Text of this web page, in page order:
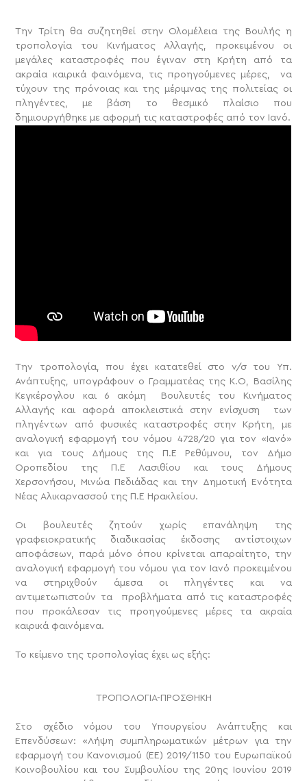
Την Τρίτη θα συζητηθεί στην Ολομέλεια της Βουλής η
τροπολογία του Κινήματος Αλλαγής, προκειμένου οι
μεγάλες καταστροφές που έγιναν στη Κρήτη από τα
ακραία καιρικά φαινόμενα, τις προηγούμενες μέρες, να
τύχουν της πρόνοιας και της μέριμνας της πολιτείας οι
πληγέντες, με βάση το θεσμικό πλαίσιο που
δημιουργήθηκε με αφορμή τις καταστροφές από τον Ιανό.
Την τροπολογία, που έχει κατατεθεί στο ν/σ του Υπ.
Ανάπτυξης, υπογράφουν ο Γραμματέας της Κ.Ο, Βασίλης
Κεγκέρογλου και 6 ακόμη Βουλευτές του Κινήματος
Αλλαγής και αφορά αποκλειστικά στην ενίσχυση των
πληγέντων από φυσικές καταστροφές στην Κρήτη, με
αναλογική εφαρμογή του νόμου 4728/20 για τον «Ιανό»
και για τους Δήμους της Π.Ε Ρεθύμνου, τον Δήμο
Οροπεδίου της Π.Ε Λασιθίου και τους Δήμους
Χερσονήσου, Μινώα Πεδιάδας και την Δημοτική Ενότητα
Νέας Αλικαρνασσού της Π.Ε Ηρακλείου.
Οι βουλευτές ζητούν χωρίς επανάληψη της
γραφειοκρατικής διαδικασίας έκδοσης αντίστοιχων
αποφάσεων, παρά μόνο όπου κρίνεται απαραίτητο, την
αναλογική εφαρμογή του νόμου για τον Ιανό προκειμένου
να στηριχθούν άμεσα οι πληγέντες και να
αντιμετωπιστούν τα προβλήματα από τις καταστροφές
που προκάλεσαν τις προηγούμενες μέρες τα ακραία
καιρικά φαινόμενα.
Το κείμενο της τροπολογίας έχει ως εξής:
ΤΡΟΠΟΛΟΓΙΑ-ΠΡΟΣΘΗΚΗ
Στο σχέδιο νόμου του Υπουργείου Ανάπτυξης και
Επενδύσεων: «Λήψη συμπληρωματικών μέτρων για την
εφαρμογή του Κανονισμού (ΕΕ) 2019/1150 του Ευρωπαϊκού
Κοινοβουλίου και του Συμβουλίου της 20ης Ιουνίου 2019